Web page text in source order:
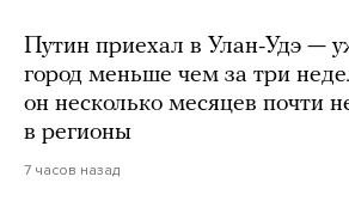
Путин приехал в Улан-Удэ —
город меньше чем за три
он несколько месяцев почти
в регионы
7 часов назад